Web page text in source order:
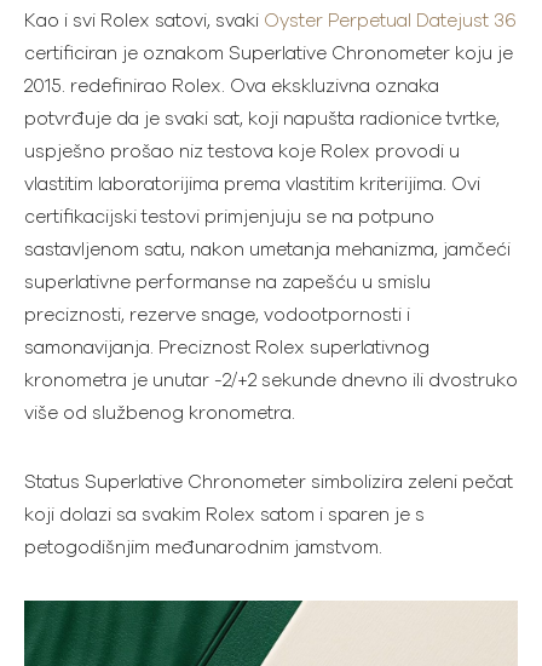
Kao i svi Rolex satovi, svaki Oyster Perpetual Datejust 36
certificiran je oznakom Superlative Chronometer koju je
2015. redefinirao Rolex. Ova ekskluzivna oznaka
potvrđuje da je svaki sat, koji napušta radionice tvrtke,
uspješno prošao niz testova koje Rolex provodi u
vlastitim laboratorijima prema vlastitim kriterijima. Ovi
certifikacijski testovi primjenjuju se na potpuno
sastavljenom satu, nakon umetanja mehanizma, jamčeći
superlativne performanse na zapešću u smislu
preciznosti, rezerve snage, vodootpornosti i
samonavijanja. Preciznost Rolex superlativnog
kronometra je unutar -2/+2 sekunde dnevno ili dvostruko
više od službenog kronometra.
Status Superlative Chronometer simbolizira zeleni pečat
koji dolazi sa svakim Rolex satom i sparen je s
petogodišnjim međunarodnim jamstvom.